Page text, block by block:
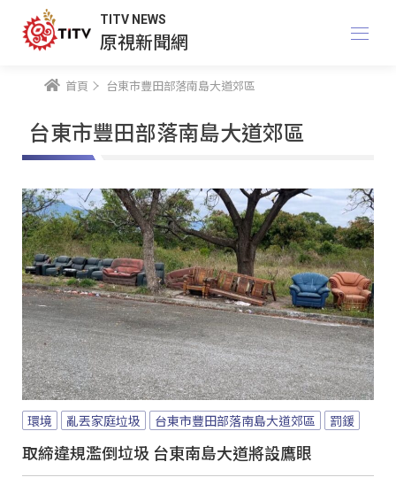
TITV NEWS
原視新聞網
首頁 台東市豐田部落南島大道郊區
台東市豐田部落南島大道郊區
環境 亂丟家庭垃圾 台東市豐田部落南島大道郊區 罰鍰
取締違規濫倒垃圾 台東南島大道將設鷹眼